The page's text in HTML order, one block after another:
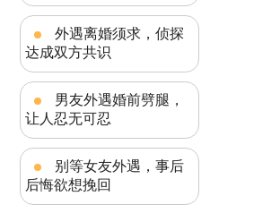
外遇离婚须求，侦探
达成双方共识
男友外遇婚前劈腿，
让人忍无可忍
别等女友外遇，事后
后悔欲想挽回